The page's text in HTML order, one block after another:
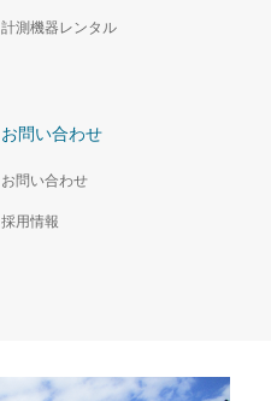
計測機器レンタル
お問い合わせ
お問い合わせ
採用情報